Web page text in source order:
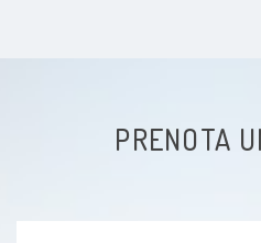
PRENOTA